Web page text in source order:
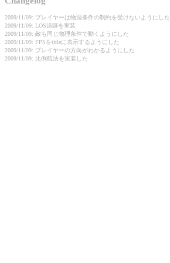
2009/11/09: プレイヤーは物理条件の制約を受けないようにした
2009/11/09: LOS追跡を実装
2009/11/09: 敵も同じ物理条件で動くようにした
2009/11/09: FPSをtitleに表示するようにした
2009/11/09: プレイヤーの方向がわかるようにした
2009/11/09: 比例航法を実装した